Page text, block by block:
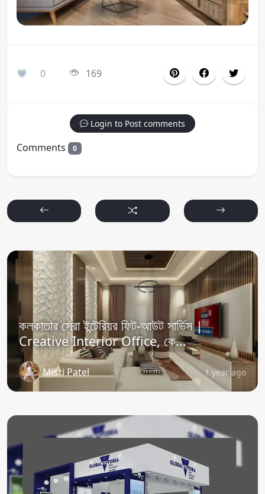
0 169
Login to Post comments
Comments 0
কলকাতার সেরা ইন্টেরিয়র ফিট-আউট সার্ভিস |
Creative Interior Office, কে...
Misti Patel 1 year ago